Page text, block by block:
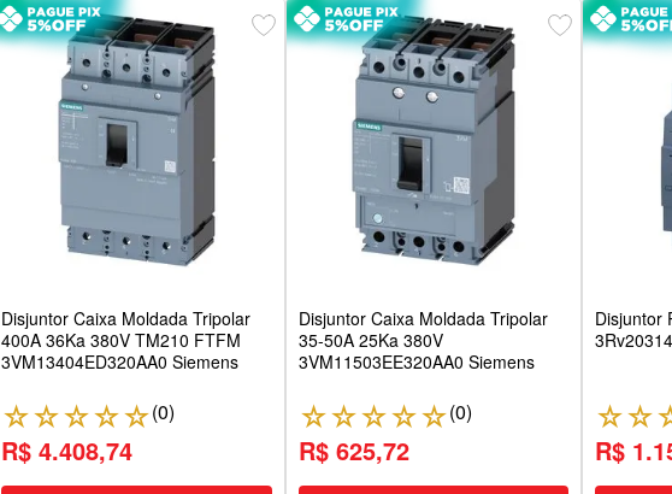
Disjuntor Caixa Moldada Tripolar
400A 36Ka 380V TM210 FTFM
3VM13404ED320AA0 Siemens
☆☆☆☆☆(0)
R$ 4.408,74
Disjuntor Caixa Moldada Tripolar
35-50A 25Ka 380V
3VM11503EE320AA0 Siemens
☆☆☆☆☆(0)
R$ 625,72
Disjuntor
☆☆
R$